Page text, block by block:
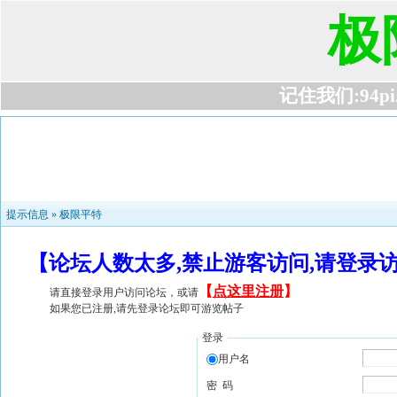
极
记住我们
提示信息 » 极限平特
【论坛人数太多,禁止游客访问,请登
请直接登录用户访问论坛，或请 【 点这里注册】
如果您已注册,请先登录论坛即可游览帖子
登录
用户名
密 码